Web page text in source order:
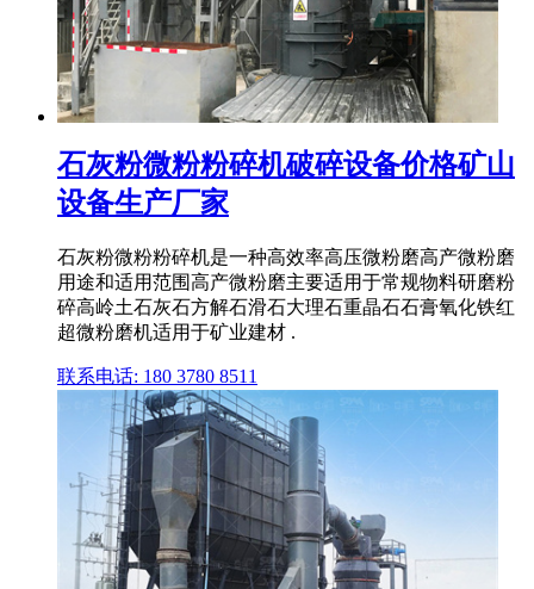
石灰粉微粉粉碎机破碎设备价格矿山
设备生产厂家
石灰粉微粉粉碎机是一种高效率高压微粉磨高产微粉磨
用途和适用范围高产微粉磨主要适用于常规物料研磨粉
碎高岭土石灰石方解石滑石大理石重晶石石膏氧化铁红
超微粉磨机适用于矿业建材 .
联系电话: 180 3780 8511